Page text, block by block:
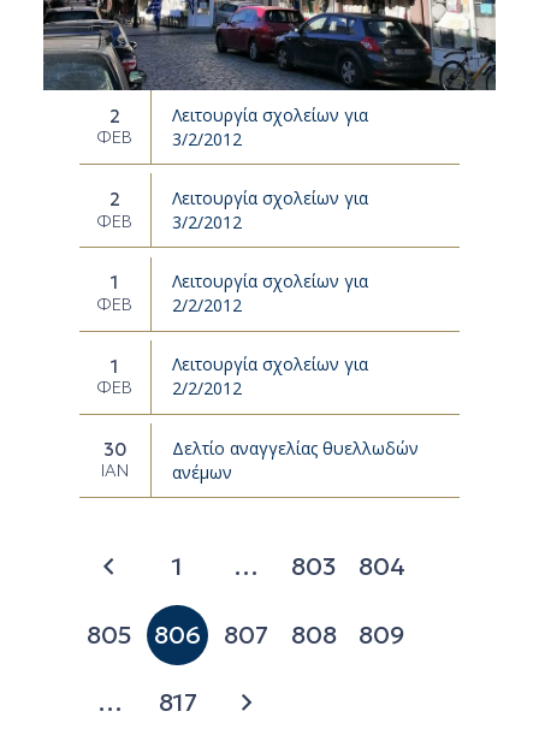
2
ΦΕΒ
Λειτουργία σχολείων για
3/2/2012
2
ΦΕΒ
Λειτουργία σχολείων για
3/2/2012
1
ΦΕΒ
Λειτουργία σχολείων για
2/2/2012
1
ΦΕΒ
Λειτουργία σχολείων για
2/2/2012
30
ΙΑΝ
Δελτίο αναγγελίας θυελλωδών
ανέμων
1 … 803 804
805 806 807 808 809
… 817